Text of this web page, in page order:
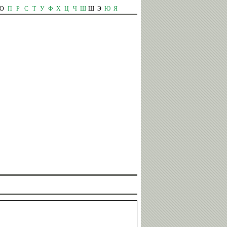
Капранова
Горелов
О П Р С Т У Ф Х Ц Ч Ш Щ Э Ю Я